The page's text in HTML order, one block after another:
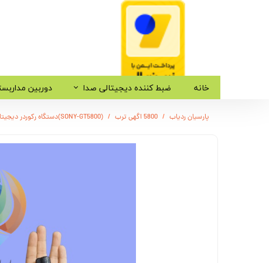
خانه ضبط کننده دیجیتالی صدا دوربین
پارسیان ردیاب 5800 اگهی ترب (SONY-GT5800)دستگاه رکوردر دیجیتال صدا مدل Gt5800 - مدل سونی اصلی